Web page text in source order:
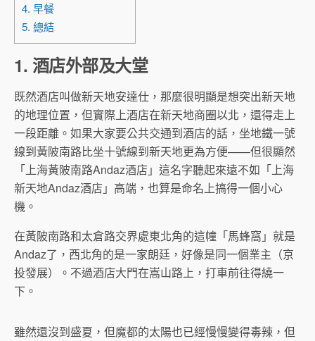
4. 早餐
5. 總結
1. 酒店外部及大堂
既然酒店叫做新天地安達仕，那麼很明顯是想突出新天地
的地理位置，但實際上酒店在新天地商圈以北，還得走上
一段距離。如果大家要公共交通到酒店的話，坐地鐵一號
線到黃陂南路比坐十號線到新天地更為方便——但很顯然
「上海黃陂南路Andaz酒店」這名字聽起來遠不如「上海
新天地Andaz酒店」高端，也算是命名上搞得一個小心
機。
在黃陂南路和太倉路交界處東北角的這幢「馬蜂窩」就是
Andaz了，西北角的是一家朗廷，好像是同一個業主（京
投發展）。不過酒店大門在嵩山路上，打車前往得繞一
下。
雖然還沒到盛夏，但魔都的太陽也已經慢慢變得毒辣，但